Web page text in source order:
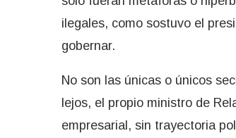
ilegales, como sostuvo el
gobernar.
No son las únicas o únicos
lejos, el propio ministro de
empresarial, sin trayectoria